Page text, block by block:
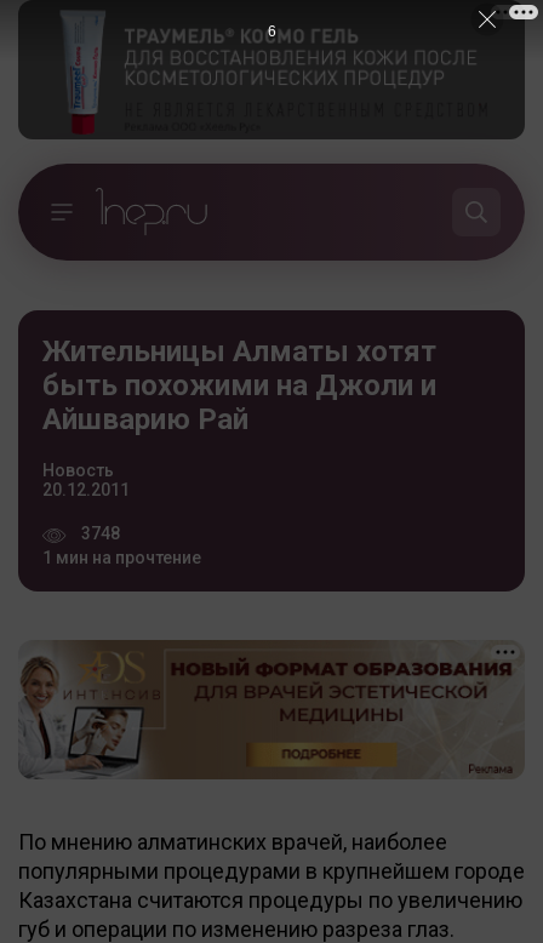
Жительницы Алматы хотят
быть похожими на Джоли и
Айшварию Рай
Новость
20.12.2011
3748
1 мин на прочтение
По мнению алматинских врачей, наиболее
популярными процедурами в крупнейшем городе
Казахстана считаются процедуры по увеличению
губ и операции по изменению разреза глаз.
5